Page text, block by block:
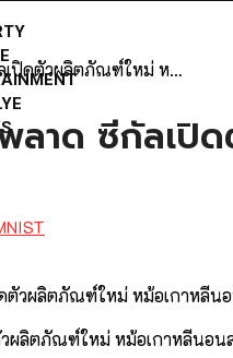
เปิดตัวผลิตภัณฑ์ใหม่ ห…
พลาด ซีกัลเ
วผลิตภัณฑ์ใหม่ หม้อเกาหลีนอ